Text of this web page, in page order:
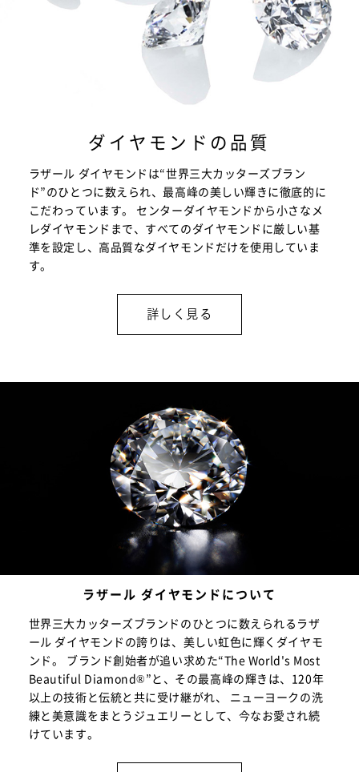
ダイヤモンドの品質
ラザール ダイヤモンドは“世界三大カッターズブラン
ド”のひとつに数えられ、最高峰の美しい輝きに徹底的に
こだわっています。 センターダイヤモンドから小さなメ
レダイヤモンドまで、すべてのダイヤモンドに厳しい基
準を設定し、高品質なダイヤモンドだけを使用していま
す。
詳しく見る
ラザール ダイヤモンドについて
世界三大カッターズブランドのひとつに数えられるラザ
ール ダイヤモンドの誇りは、美しい虹色に輝くダイヤモ
ンド。 ブランド創始者が追い求めた“The World's Most
Beautiful Diamond®”と、その最高峰の輝きは、120年
以上の技術と伝統と共に受け継がれ、 ニューヨークの洗
練と美意識をまとうジュエリーとして、今なお愛され続
けています。